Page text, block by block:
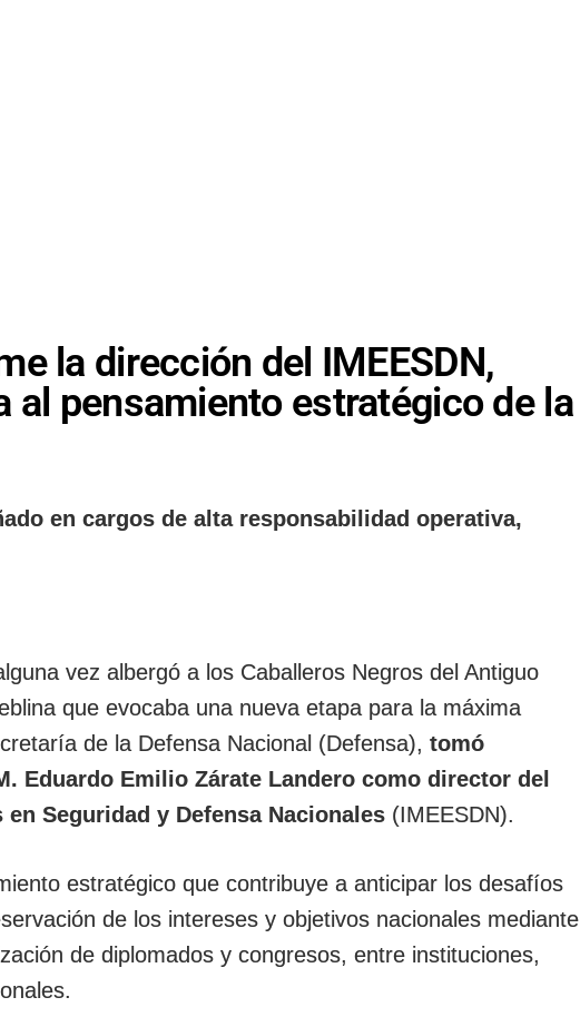
la dirección del IMEESDN,
pensamiento estratégico de la
en cargos de alta responsabilidad operativa,
vez albergó a los Caballeros Negros del Antiguo
que evocaba una nueva etapa para la máxima
de la Defensa Nacional (Defensa), tomó
Eduardo Emilio Zárate Landero como director del
Seguridad y Defensa Nacionales (IMEESDN).
estratégico que contribuye a anticipar los desafíos
de los intereses y objetivos nacionales mediante
de diplomados y congresos, entre instituciones,